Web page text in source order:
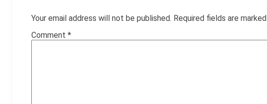
Your email address will not be published. Required fields are marked
Comment *